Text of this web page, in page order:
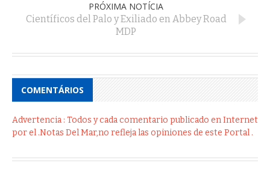
PRÓXIMA NOTÍCIA
Científicos del Palo y Exiliado en Abbey Road
MDP
COMENTÁRIOS
Advertencia : Todos y cada comentario publicado en Internet
por el .Notas Del Mar,no refleja las opiniones de este Portal .